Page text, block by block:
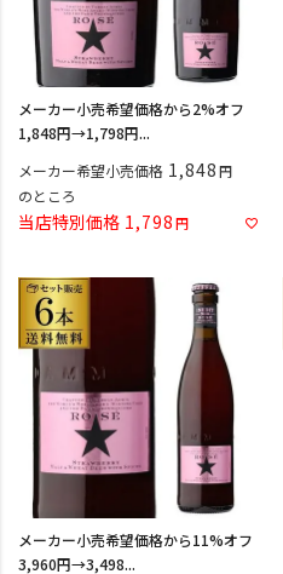
メーカー小売希望価格から2%オフ
1,848円→1,798円...
メーカー希望小売価格 1,848
のところ
当店特別価格 1,798
メーカー小売希望価格から11%オフ
3,960円→3,498...